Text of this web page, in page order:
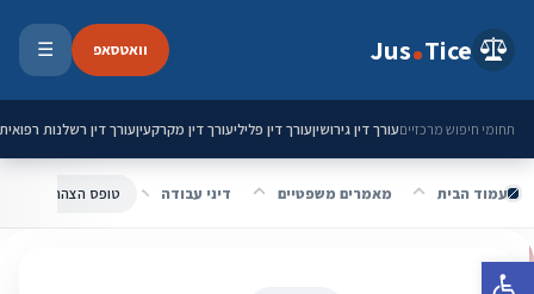
פתח סרגל נגישות
Jus Tice וואטסאפ ☰
תחומי חיפוש מרכזייםעורך דין גירושיןעורך דין פליליעורך דין מקרקעיןעורך דין רשלנות רפואית
עמוד הבית מאמרים משפטיים דיני עבודה